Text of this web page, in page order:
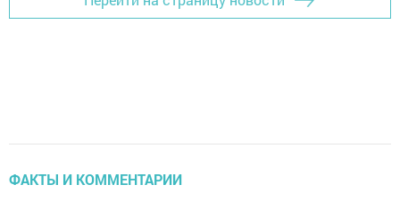
ФАКТЫ И КОММЕНТАРИИ